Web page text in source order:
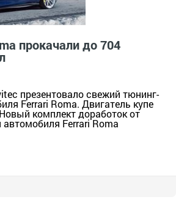
прокачали до 704
презентовало свежий тюнинг-
Ferrari Roma. Двигатель купе
комплект доработок от
Ferrari Roma